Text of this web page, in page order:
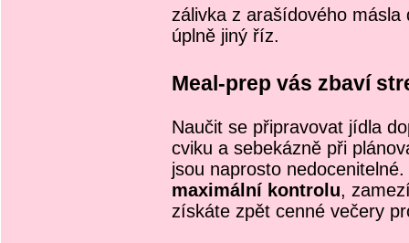
zálivka z arašídového
úplně jiný říz.
Meal-prep vás zbaví
Naučit se připravovat jídla
cviku a sebekázně při
jsou naprosto
maximální kontrolu,
získáte zpět cenné večery